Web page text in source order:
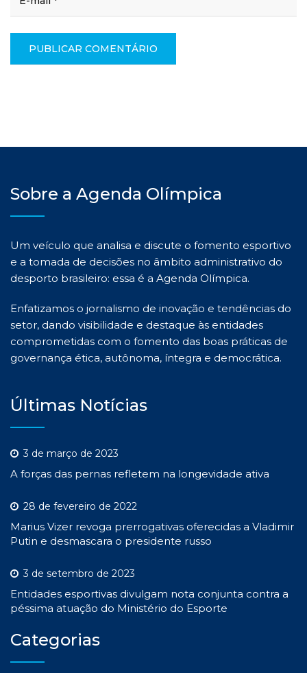
Sobre a Agenda Olímpica
Um veículo que analisa e discute o fomento esportivo
e a tomada de decisões no âmbito administrativo do
desporto brasileiro: essa é a Agenda Olímpica.
Enfatizamos o jornalismo de inovação e tendências do
setor, dando visibilidade e destaque às entidades
comprometidas com o fomento das boas práticas de
governança ética, autônoma, íntegra e democrática.
Últimas Notícias
3 de março de 2023
A forças das pernas refletem na longevidade ativa
28 de fevereiro de 2022
Marius Vizer revoga prerrogativas oferecidas a Vladimir
Putin e desmascara o presidente russo
3 de setembro de 2023
Entidades esportivas divulgam nota conjunta contra a
péssima atuação do Ministério do Esporte
Categorias